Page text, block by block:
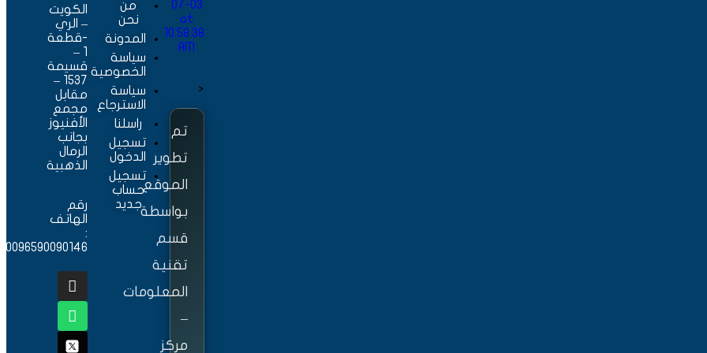
<
تم
تطوير
الموقع
بواسطة
قسم
تقنية
المعلومات
–
مركز
من
نحن
المدونة
سياسة
الخصوصية
سياسة
الاسترجاع
راسلنا
تسجيل
الدخول
تسجيل
حساب
جديد
الكويت
– الري
-قطعة
1 –
قسيمة
1537 –
مقابل
مجمع
الأفنيوز
بجانب
الرمال
الذهبية
رقم
الهاتف
:
0096590090146